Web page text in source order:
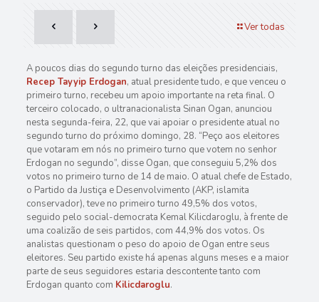
Ver todas
A poucos dias do segundo turno das eleições presidenciais,
Recep Tayyip Erdogan, atual presidente tudo, e que venceu o
primeiro turno, recebeu um apoio importante na reta final. O
terceiro colocado, o ultranacionalista Sinan Ogan, anunciou
nesta segunda-feira, 22, que vai apoiar o presidente atual no
segundo turno do próximo domingo, 28. “Peço aos eleitores
que votaram em nós no primeiro turno que votem no senhor
Erdogan no segundo”, disse Ogan, que conseguiu 5,2% dos
votos no primeiro turno de 14 de maio. O atual chefe de Estado,
o Partido da Justiça e Desenvolvimento (AKP, islamita
conservador), teve no primeiro turno 49,5% dos votos,
seguido pelo social-democrata Kemal Kilicdaroglu, à frente de
uma coalizão de seis partidos, com 44,9% dos votos. Os
analistas questionam o peso do apoio de Ogan entre seus
eleitores. Seu partido existe há apenas alguns meses e a maior
parte de seus seguidores estaria descontente tanto com
Erdogan quanto com Kilicdaroglu.